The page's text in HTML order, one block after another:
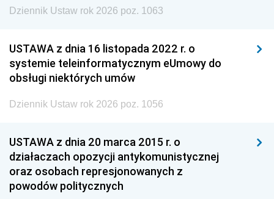
Dziennik Ustaw rok 2026 poz. 1063
USTAWA z dnia 16 listopada 2022 r. o
systemie teleinformatycznym eUmowy do
obsługi niektórych umów
Dziennik Ustaw rok 2026 poz. 1056
USTAWA z dnia 20 marca 2015 r. o
działaczach opozycji antykomunistycznej
oraz osobach represjonowanych z
powodów politycznych